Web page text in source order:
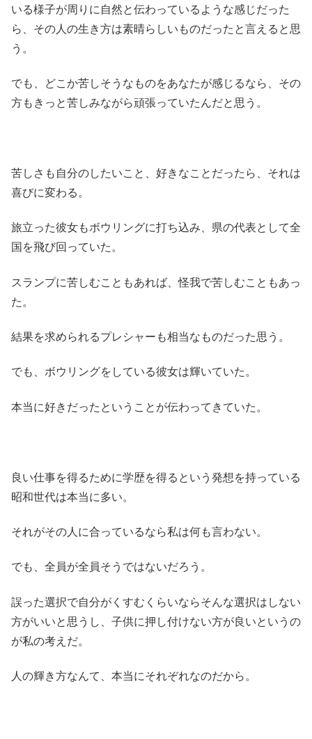
いる様子が周りに自然と伝わっているような感じだった
ら、その人の生き方は素晴らしいものだったと言えると思
う。
でも、どこか苦しそうなものをあなたが感じるなら、その
方もきっと苦しみながら頑張っていたんだと思う。
苦しさも自分のしたいこと、好きなことだったら、それは
喜びに変わる。
旅立った彼女もボウリングに打ち込み、県の代表として全
国を飛び回っていた。
スランプに苦しむこともあれば、怪我で苦しむこともあっ
た。
結果を求められるプレシャーも相当なものだった思う。
でも、ボウリングをしている彼女は輝いていた。
本当に好きだったということが伝わってきていた。
良い仕事を得るために学歴を得るという発想を持っている
昭和世代は本当に多い。
それがその人に合っているなら私は何も言わない。
でも、全員が全員そうではないだろう。
誤った選択で自分がくすむくらいならそんな選択はしない
方がいいと思うし、子供に押し付けない方が良いというの
が私の考えだ。
人の輝き方なんて、本当にそれぞれなのだから。